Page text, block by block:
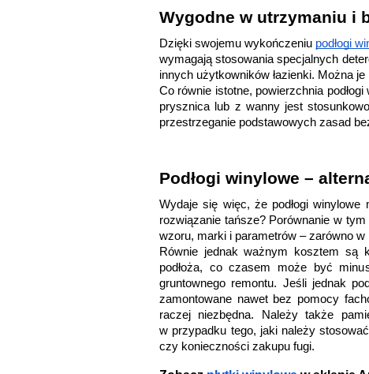
Wygodne w utrzymaniu i
Dzięki swojemu wykończeniu podłogi
wymagają stosowania specjalnych
innych użytkowników łazienki. Można
Co równie istotne, powierzchnia
prysznica lub z wanny jest
przestrzeganie podstawowych zasad
Podłogi winylowe –
Wydaje się więc, że podłogi
rozwiązanie tańsze? Porównanie w
wzoru, marki i parametrów ‒ zarówno
Równie jednak ważnym kosztem są
podłoża, co czasem może być
gruntownego remontu. Jeśli jednak
zamontowane nawet bez pomocy
raczej niezbędna. Należy także
w przypadku tego, jaki należy
czy konieczności zakupu fugi.